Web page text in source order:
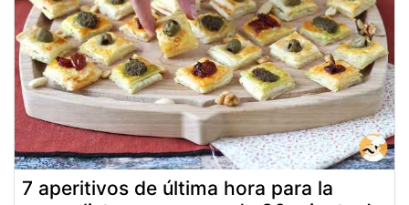
7 aperitivos de última hora para la